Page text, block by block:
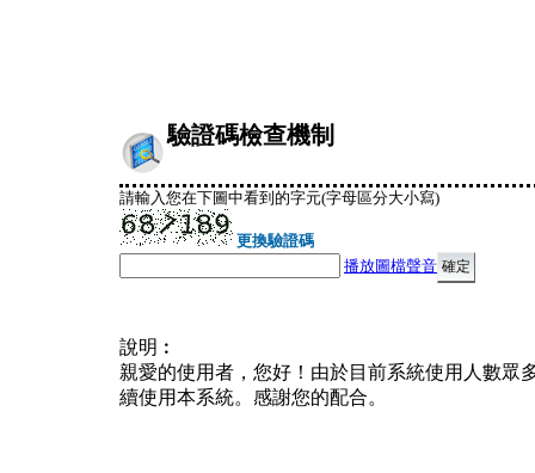
驗證碼檢查機制
請輸入您在下圖中看到的字元(字母區分大小寫)
更換驗證碼
播放圖檔聲音
說明︰
親愛的使用者，您好！由於目前系統使用人數眾
續使用本系統。感謝您的配合。